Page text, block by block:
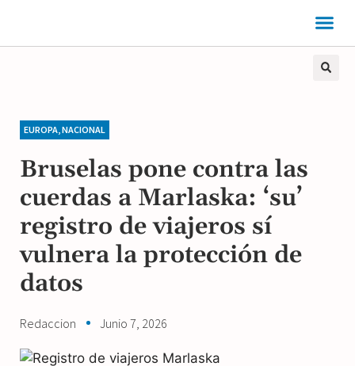
EUROPA NACIONAL
Bruselas pone contra las
cuerdas a Marlaska: ‘su’
registro de viajeros sí
vulnera la protección de
datos
Redaccion Junio 7, 2026